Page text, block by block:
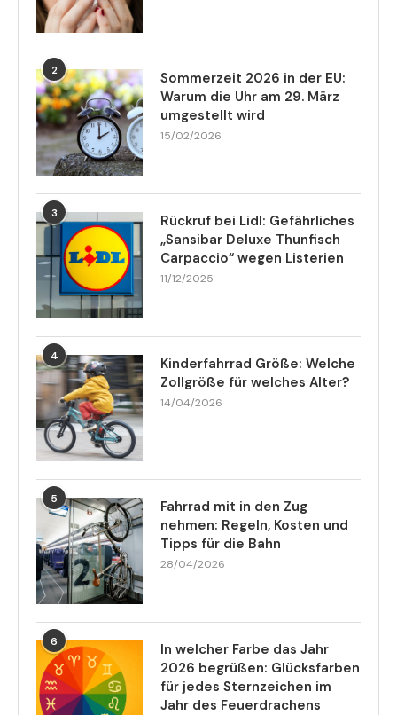
2
Sommerzeit 2026 in der EU:
Warum die Uhr am 29. März
umgestellt wird
15/02/2026
3
Rückruf bei Lidl: Gefährliches
„Sansibar Deluxe Thunfisch
Carpaccio“ wegen Listerien
11/12/2025
4
Kinderfahrrad Größe: Welche
Zollgröße für welches Alter?
14/04/2026
5
Fahrrad mit in den Zug
nehmen: Regeln, Kosten und
Tipps für die Bahn
28/04/2026
6
In welcher Farbe das Jahr
2026 begrüßen: Glücksfarben
für jedes Sternzeichen im
Jahr des Feuerdrachens